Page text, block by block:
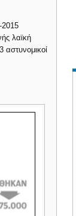
2015
λαϊκή
αστυνομικοί